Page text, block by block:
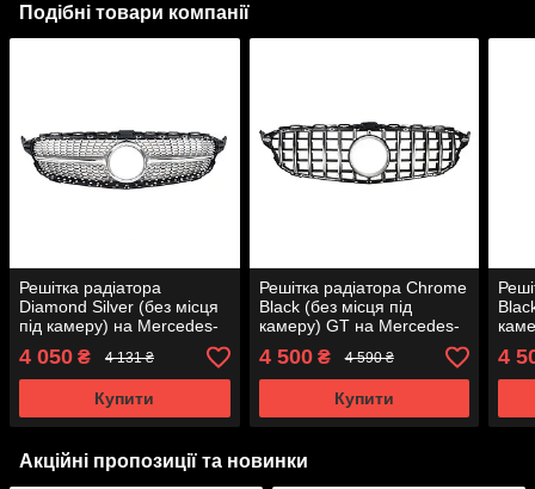
Подібні товари компанії
Решітка радіатора
Diamond Silver (без місця
під камеру) на Mercedes-
Benz C-Class W205 2014-
2018 року
4 050 ₴ 4 131 ₴
Купити
Решітка радіатора Chrome
Black (без місця під
камеру) GT на Mercedes-
Benz C-Class W205 2014-
2018 року
4 500₴ 4 590 ₴
Купити
4
Акційні пропозиції та новинки